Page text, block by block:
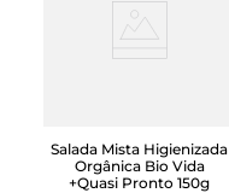
Salada Mista Higienizada
Orgânica Bio Vida
+Quasi Pronto 150g